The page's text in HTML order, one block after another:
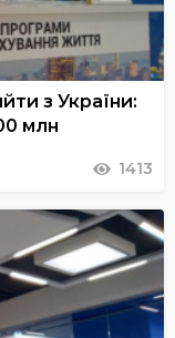
з України:
млн
1413